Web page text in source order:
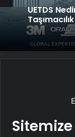
Genel
UETDS
2026 Umre
Fiyatları